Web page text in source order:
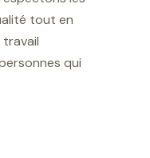
tout en
qui